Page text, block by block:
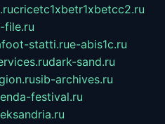
cricetc1xbetr1xbetcc2.ru
file.ru
statti.rue-abis1c.ru
dark-sand.ru
sib-archives.ru
festival.ru